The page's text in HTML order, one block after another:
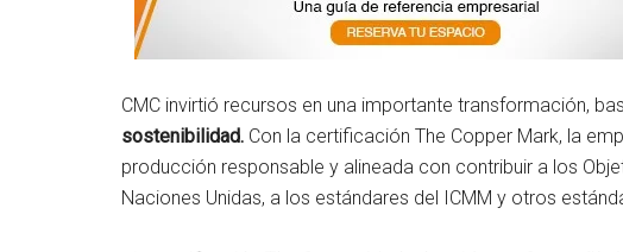
CMC invirtió recursos en una importante transformación,
sostenibilidad. Con la certificación The Copper Mark, la
producción responsable y alineada con contribuir a los
Naciones Unidas, a los estándares del ICMM y otros